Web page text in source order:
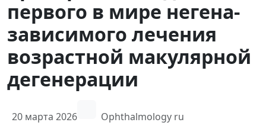
первого в мире негена-
зависимого лечения
возрастной макулярной
дегенерации
20 марта 2026
Ophthalmology ru